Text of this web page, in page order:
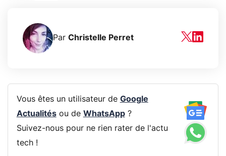
Par Christelle Perret
Vous êtes un utilisateur de Google
Actualitésou de WhatsApp?
Suivez-nous pour ne rien rater de l'actu
tech !